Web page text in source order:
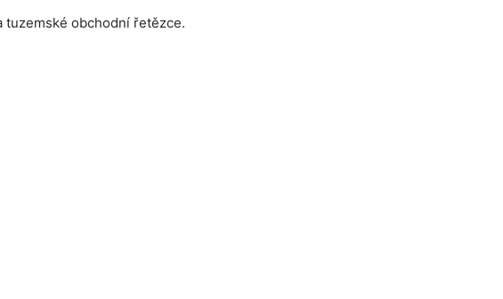
tuzemské obchodní řetězce.